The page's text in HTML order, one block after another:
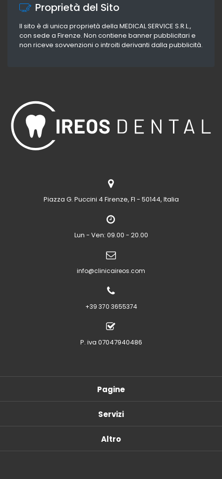
Proprietà del Sito
Il sito è di unica proprietà della MEDICAL SERVICE S.R.L.,
con sede a Firenze. Non contiene banner pubblicitari e
non riceve sovvenzioni o introiti derivanti dalla pubblicità.
Piazza G. Puccini 4 Firenze, FI - 50144, Italia
Lun - Ven: 09.00 - 20.00
info@clinicaireos.com
+39 370 3655374
P. iva 07047940486
Pagine
Servizi
Altro